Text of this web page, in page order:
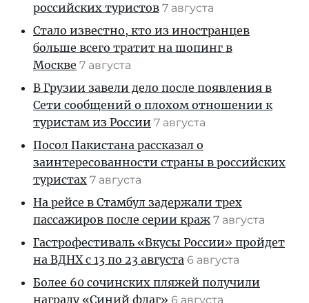
российских туристов 7 августа
Стало известно, кто из иностранцев
больше всего тратит на шопинг в
Москве 7 августа
В Грузии завели дело после появления в
Сети сообщений о плохом отношении к
туристам из России 7 августа
Посол Пакистана рассказал о
заинтересованности страны в российских
туристах 7 августа
На рейсе в Стамбул задержали трех
пассажиров после серии краж 7 августа
Гастрофестиваль «Вкусы России» пройдет
на ВДНХ с 13 по 23 августа 6 августа
Более 60 сочинских пляжей получили
награду «Синий флаг» 6 августа